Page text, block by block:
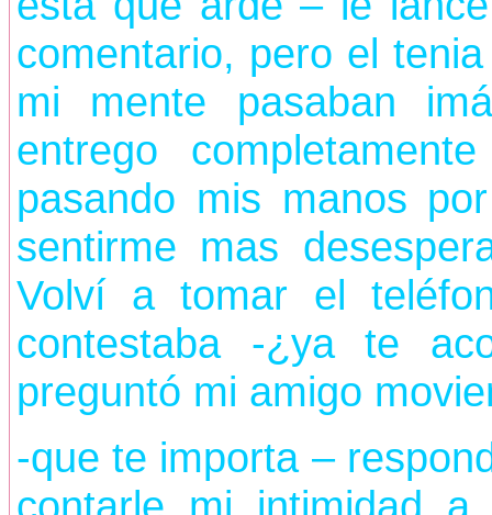
comentario, pero el
mi mente pasaban
entrego
pasando mis manos
sentirme mas
Volví a tomar el
contestaba -¿ya te
preguntó mi amigo
-que te importa –